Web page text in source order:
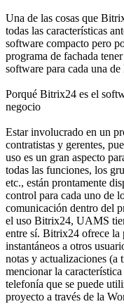
Una de las cosas que
todas las características
software compacto pero
programa de fachada
software para cada una de
Porqué Bitrix24 es el
negocio
Estar involucrado en un
contratistas y gerentes,
uso es un gran aspecto
todas las funciones, los
etc., están prontamente
control para cada uno de
comunicación dentro del
el uso Bitrix24, UAMS
entre sí. Bitrix24 ofrece la
instantáneos a otros
notas y actualizaciones (a
mencionar la
telefonía que se puede
proyecto a través de la